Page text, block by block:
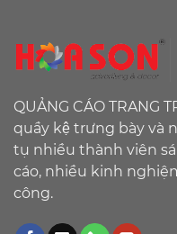
QUẢNG CÁO TRANG
quầy kệ trưng bày và
tụ nhiều thành viên
cáo, nhiều kinh
công.